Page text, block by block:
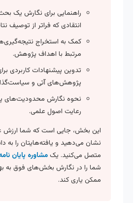
راهنمایی برای نگارش یک بحث
انتقادی که فراتر از توصیف نتایج
کمک به استخراج نتیجه‌گیری‌های
مرتبط با اهداف پژوهش.
تدوین پیشنهادات کاربردی برای
پژوهش‌های آتی و سیاست‌گذاران.
نحوه نگارش محدودیت‌های
رعایت اصول علمی.
این بخش، جایی است که شما ارزش علمی
نشان می‌دهید و یافته‌هایتان را به دانش
متصل می‌کنید. یکمشاوره پایان نامه
شما را در نگارش بخش‌های فوق به
ممکن یاری کند.